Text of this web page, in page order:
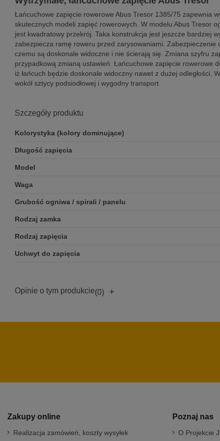
Łańcuchowe zapięcie rowerowe Abus Tresor 1385/75 zapewnia
skutecznych modeli zapięć rowerowych. W modelu Abus Tresor
jest kwadratowy przekrój. Taka konstrukcja jest jeszcze bardziej
zabezpiecza ramę roweru przed zarysowaniami.
czemu są doskonale widoczne i nie ścierają się. Zmiana szyfru
przypadkową zmianą ustawień. Łańcuchowe zapięcie rowerowe
iż łańcuch będzie doskonale widoczny nawet z dużej
wokół sztycy podsiodłowej i wygodny transport
Szczegóły produktu
Kolorystyka (kolory dominujące)
Długość zapięcia
Model
Waga
Grubość ogniwa / spirali / panelu
Rodzaj zamka
Rodzaj zapięcia
Uchwyt do zapięcia
Opinie o tym produkcie(0) +
Zakupy online
Realizacja zamówień, koszty wysyłek
Poznaj nas
O Projekcie